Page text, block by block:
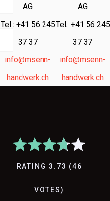
AG
Tel.: +41 56 245
37 37
info@msenn-
handwerk.ch
AG
Tel.: +41 56 245
37 37
info@msenn-
handwerk.ch
RATING 3.73 (46
VOTES)